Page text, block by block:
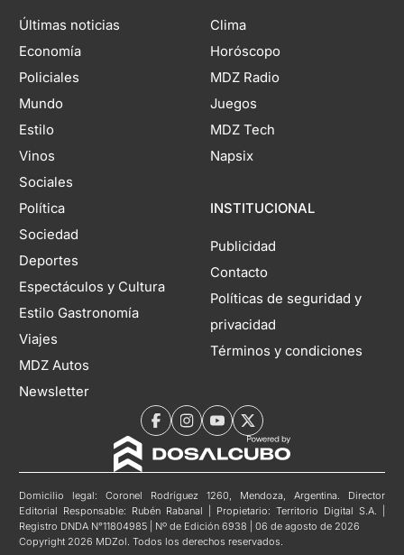
Últimas noticias
Economía
Policiales
Mundo
Estilo
Vinos
Sociales
Política
Sociedad
Deportes
Espectáculos y Cultura
Estilo Gastronomía
Viajes
MDZ Autos
Newsletter
Clima
Horóscopo
MDZ Radio
Juegos
MDZ Tech
Napsix
INSTITUCIONAL
Publicidad
Contacto
Políticas de seguridad y
privacidad
Términos y condiciones
Domicilio legal: Coronel Rodríguez 1260, Mendoza, Argentina. Director
Editorial Responsable: Rubén Rabanal | Propietario: Territorio Digital S.A. |
Registro DNDA N°11804985 | Nº de Edición 6938 | 06 de agosto de 2026
Copyright 2026 MDZol. Todos los derechos reservados.